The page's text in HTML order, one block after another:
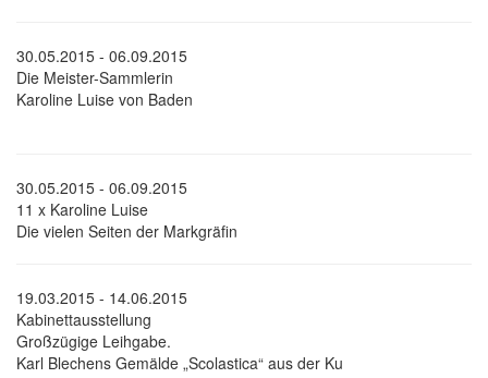
30.05.2015 - 06.09.2015
Die Meister-Sammlerin
Karoline Luise von Baden
30.05.2015 - 06.09.2015
11 x Karoline Luise
Die vielen Seiten der Markgräfin
19.03.2015 - 14.06.2015
Kabinettausstellung
Großzügige Leihgabe.
Karl Blechens Gemälde „Scolastica“ aus der Ku